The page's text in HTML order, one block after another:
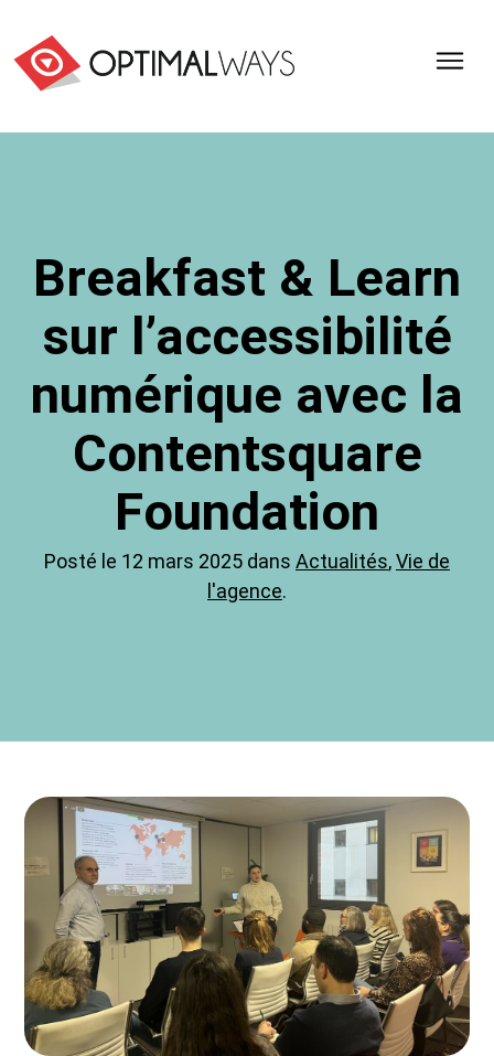
Ways,
d'optimisation
pour
l'ecommerce
(Paris,
Breakfast & Learn
sur l’accessibilité
numérique avec la
Contentsquare
Foundation
Posté le 12 mars 2025 dans Actualités,Vie de
l'agence.